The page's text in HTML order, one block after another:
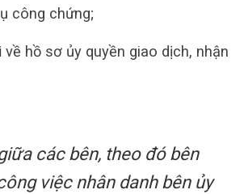
công chứng;
về hồ sơ ủy quyền giao dịch, nhận
các bên, theo đó bên
việc nhân danh bên ủy